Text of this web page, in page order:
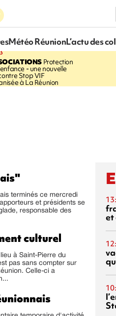
Météo RéunionL’actu des
Protection
- une nouvelle
Stop VIF
à La Réunion
terminés ce mercredi
et présidents se
responsable des
culturel
à Saint-Pierre du
pas sans compter sur
Celle-ci a
et